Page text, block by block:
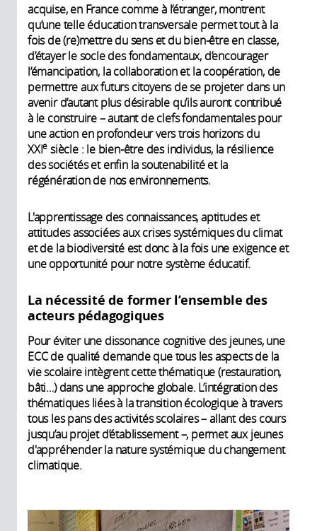
acquise, en France comme à l’étranger, montrent
qu’une telle éducation transversale permet tout à la
fois de (re)mettre du sens et du bien-être en classe,
d’étayer le socle des fondamentaux, d’encourager
l’émancipation, la collaboration et la coopération, de
permettre aux futurs citoyens de se projeter dans un
avenir d’autant plus désirable qu’ils auront contribué
à le construire – autant de clefs fondamentales pour
une action en profondeur vers trois horizons du
XXIe siècle : le bien-être des individus, la résilience
des sociétés et enfin la soutenabilité et la
régénération de nos environnements.
L'apprentissage des connaissances, aptitudes et
attitudes associées aux crises systémiques du climat
et de la biodiversité est donc à la fois une exigence et
une opportunité pour notre système éducatif.
La nécessité de former l’ensemble des
acteurs pédagogiques
Pour éviter une dissonance cognitive des jeunes, une
ECC de qualité demande que tous les aspects de la
vie scolaire intègrent cette thématique (restauration,
bâti…) dans une approche globale. L’intégration des
thématiques liées à la transition écologique à travers
tous les pans des activités scolaires – allant des cours
jusqu’au projet d’établissement –, permet aux jeunes
d'appréhender la nature systémique du changement
climatique.